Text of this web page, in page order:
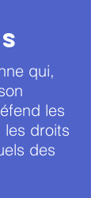
qui,
les
les droits
des